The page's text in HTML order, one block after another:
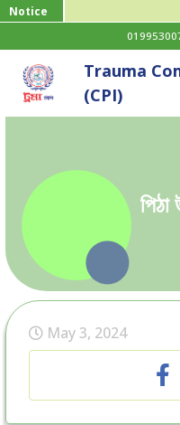
Notice
Trauma
(CPI)
May 3, 2024